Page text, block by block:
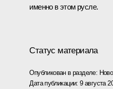
именно в этом русле.
Статус материала
Опубликован в разделе:
Дата публикации:9 августа